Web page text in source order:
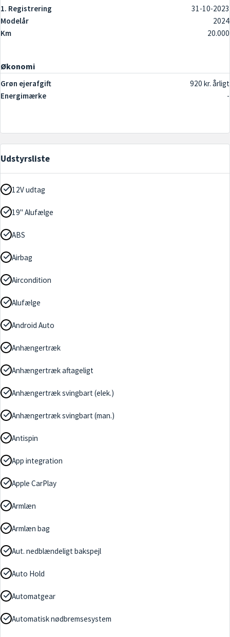
1. Registrering
31-10-2023
Modelår
2024
Km
20.000
Økonomi
Grøn ejerafgift
920 kr. årligt
Energimærke
-
Udstyrsliste
12V udtag
19" Alufælge
ABS
Airbag
Aircondition
Alufælge
Android Auto
Anhængertræk
Anhængertræk aftageligt
Anhængertræk svingbart (elek.)
Anhængertræk svingbart (man.)
Antispin
App integration
Apple CarPlay
Armlæn
Armlæn bag
Aut. nedblændeligt bakspejl
Auto Hold
Automatgear
Automatisk nødbremsesystem